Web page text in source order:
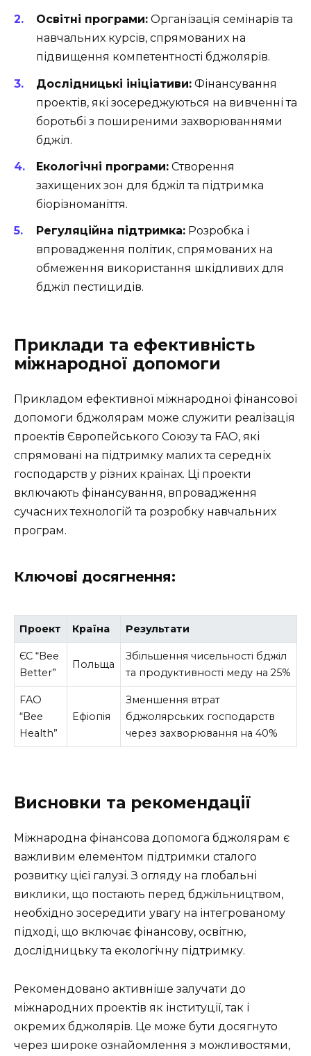
Освітні програми: Організація семінарів та
навчальних курсів, спрямованих на
підвищення компетентності бджолярів.
Дослідницькі ініціативи: Фінансування
проектів, які зосереджуються на вивченні та
боротьбі з поширеними захворюваннями
бджіл.
Екологічні програми: Створення
захищених зон для бджіл та підтримка
біорізноманіття.
Регуляційна підтримка: Розробка і
впровадження політик, спрямованих на
обмеження використання шкідливих для
бджіл пестицидів.
Приклади та ефективність
міжнародної допомоги
Прикладом ефективної міжнародної фінансової
допомоги бджолярам може служити реалізація
проектів Європейського Союзу та FAO, які
спрямовані на підтримку малих та середніх
господарств у різних країнах. Ці проекти
включають фінансування, впровадження
сучасних технологій та розробку навчальних
програм.
Ключові досягнення:
Проект Країна Результати
ЄС “Bee
Bеtter”
Польща
Збільшення чисельності бджіл
та продуктивності меду на 25%
FAO
“Bee
Health”
Ефіопія
Зменшення втрат
бджолярських господарств
через захворювання на 40%
Висновки та рекомендації
Міжнародна фінансова допомога бджолярам є
важливим елементом підтримки сталого
розвитку цієї галузі. З огляду на глобальні
виклики, що постають перед бджільництвом,
необхідно зосередити увагу на інтегрованому
підході, що включає фінансову, освітню,
дослідницьку та екологічну підтримку.
Рекомендовано активніше залучати до
міжнародних проектів як інституції, так і
окремих бджолярів. Це може бути досягнуто
через широке ознайомлення з можливостями,